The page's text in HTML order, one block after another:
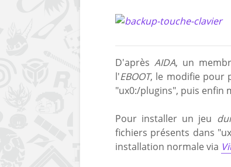
D'après AIDA, un
l'EBOOT, le modifie pour
"ux0:/plugins", puis enfin
Pour installer un jeu
fichiers présents dans
installation normale via